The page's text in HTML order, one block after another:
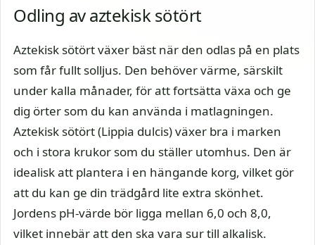
Odling av aztekisk sötört
Aztekisk sötört växer bäst när den odlas på en plats
som får fullt solljus. Den behöver värme, särskilt
under kalla månader, för att fortsätta växa och ge
dig örter som du kan använda i matlagningen.
Aztekisk sötört (Lippia dulcis) växer bra i marken
och i stora krukor som du ställer utomhus. Den är
idealisk att plantera i en hängande korg, vilket gör
att du kan ge din trädgård lite extra skönhet.
Jordens pH-värde bör ligga mellan 6,0 och 8,0,
vilket innebär att den ska vara sur till alkalisk.